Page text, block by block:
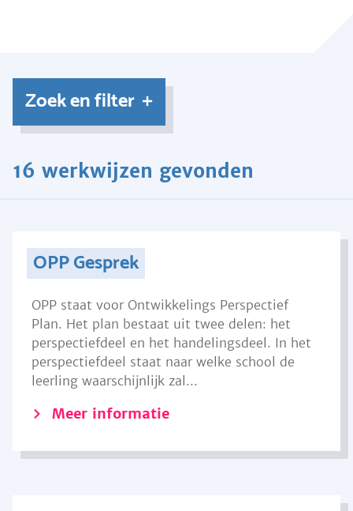
Zoek en filter
16 werkwijzen gevonden
OPP Gesprek
OPP staat voor Ontwikkelings Perspectief
Plan. Het plan bestaat uit twee delen: het
perspectiefdeel en het handelingsdeel. In het
perspectiefdeel staat naar welke school de
leerling waarschijnlijk zal...
Meer informatie